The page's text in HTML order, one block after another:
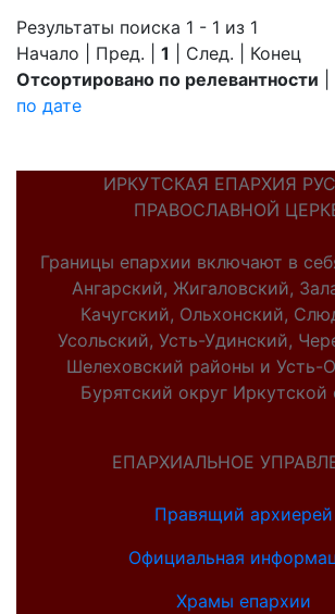
Результаты поиска 1 - 1 из 1
Начало | Пред. | 1 | След. | Конец
Отсортировано по релевантности
по дате
ИРКУТСКАЯ ЕПАРХИЯ
ПРАВОСЛАВНОЙ
Границы епархии включают в
Ангарский, Жигаловский,
Качугский, Ольхонский,
Усольский, Усть-Удинский,
Шелеховский районы и Усть-
Бурятский округ Иркутской
ЕПАРХИАЛЬНОЕ
Правящий архиерей
Официальная
Храмы епархии